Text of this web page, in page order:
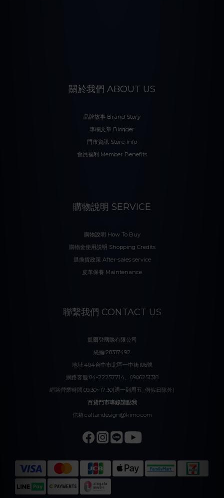
關於我們 ABOUT US
品牌故事 Brand Story
專欄文章 Blogger
門市資訊 Store-info
會員福利 Member Benefits
購物說明 SERVICE
購物說明 How To Buy
購物金使用説明 Shopping Credits
退換貨政策 After-sales service
皮革保養 Maintenance
聯繫我們 CONTACT US
凱爾登國際有限公司
統編:28317492
地址:404台中市北區一中街106號
網路客服:04-22257714、0906251318
網路營業時間:09:30~17:30(週一到周五_例假日除外)
百貨門市專線請點我
信箱:caltandesign@kimo.com